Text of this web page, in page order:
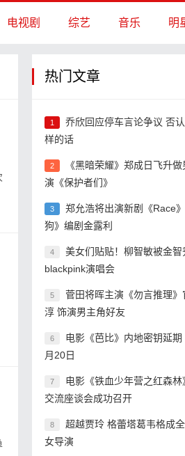
电视剧 综艺 音乐 明
热门文章
1
乔欣回应停车言论争议 否
样的话
2
《黑暗荣耀》郑成日飞升
演《保护者们》
3
郑允浩将出演新剧《Race
狗》编剧金露利
4
美女们贴贴！柳智敏被金智
blackpink演唱会
5
菅田将晖主演《勿言推理
淳 饰演男主角好友
6
电影《芭比》内地密钥延
月20日
7
电影《铁血少年营之红森
交流座谈会成功召开
8
超越贾玲 格蕾塔葛韦格成
女导演